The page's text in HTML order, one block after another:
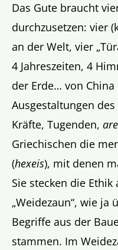
Das Gute braucht
durchzusetzen: vier
an der Welt, vier
4 Jahreszeiten, 4
der Erde… von
Ausgestaltungen
Kräfte, Tugenden,
Griechischen die
(hexeis), mit denen
Sie stecken die
„Weidezaun“, wie
Begriffe aus der
stammen. Im